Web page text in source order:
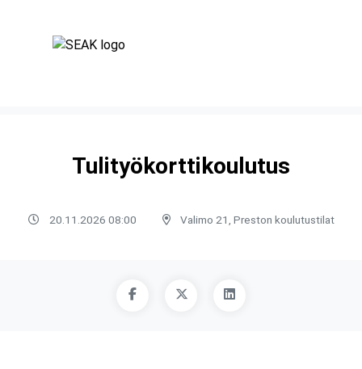
Tulityökorttikoulutus
20.11.2026 08:00 Valimo 21, Preston koulutustilat